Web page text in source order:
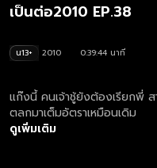
เป็นต่อ2010 EP.38
น13+ 2010
0:39:44 นาที
แก๊งนี้ คนเจ้าชู้ยังต้องเรียกพี่
ตลกมาเต็มอัตราเหมือนเดิม
ดูเพิ่มเติม